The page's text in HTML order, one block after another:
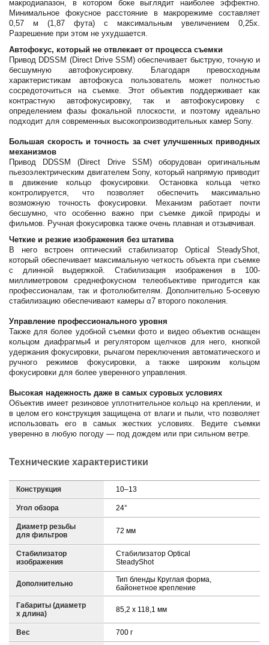
макродиапазон, в котором боке выглядит наиболее эффектно.
Минимальное фокусное расстояние в макрорежиме составляет
0,57 м (1,87 фута) с максимальным увеличением 0,25x.
Разрешение при этом не ухудшается.
Автофокус, который не отвлекает от процесса съемки
Привод DDSSM (Direct Drive SSM) обеспечивает быструю, точную и
бесшумную автофокусировку. Благодаря превосходным
характеристикам автофокуса пользователь может полностью
сосредоточиться на съемке. Этот объектив поддерживает как
контрастную автофокусировку, так и автофокусировку с
определением фазы фокальной плоскости, и поэтому идеально
подходит для современных высокопроизводительных камер Sony.
Большая скорость и точность за счет улучшенных приводных
механизмов
Привод DDSSM (Direct Drive SSM) оборудован оригинальным
пьезоэлектрическим двигателем Sony, который напрямую приводит
в движение кольцо фокусировки. Остановка кольца четко
контролируется, что позволяет обеспечить максимально
возможную точность фокусировки. Механизм работает почти
бесшумно, что особенно важно при съемке дикой природы и
фильмов. Ручная фокусировка также очень плавная и отзывчивая.
Четкие и резкие изображения без штатива
В него встроен оптический стабилизатор Optical SteadyShot,
который обеспечивает максимальную четкость объекта при съемке
с длинной выдержкой. Стабилизация изображения в 100-
миллиметровом среднефокусном телеобъективе пригодится как
профессионалам, так и фотолюбителям. Дополнительно 5-осевую
стабилизацию обеспечивают камеры α7 второго поколения.
Управление профессионального уровня
Также для более удобной съемки фото и видео объектив оснащен
кольцом диафрагмы4 и регулятором щелчков для него, кнопкой
удержания фокусировки, рычагом переключения автоматического и
ручного режимов фокусировки, а также широким кольцом
фокусировки для более уверенного управления.
Высокая надежность даже в самых суровых условиях
Объектив имеет резиновое уплотнительное кольцо на креплении, и
в целом его конструкция защищена от влаги и пыли, что позволяет
использовать его в самых жестких условиях. Ведите съемки
уверенно в любую погоду — под дождем или при сильном ветре.
Технические характеристики
Конструкция 10–13
Угол обзора 24°
Диаметр резьбы
для фильтров
72 мм
Стабилизатор
изображения
Стабилизатор Optical
SteadyShot
Дополнительно
Тип бленды Круглая форма,
байонетное крепление
Габариты (диаметр
х длина)
85,2 x 118,1 мм
Вес 700 г